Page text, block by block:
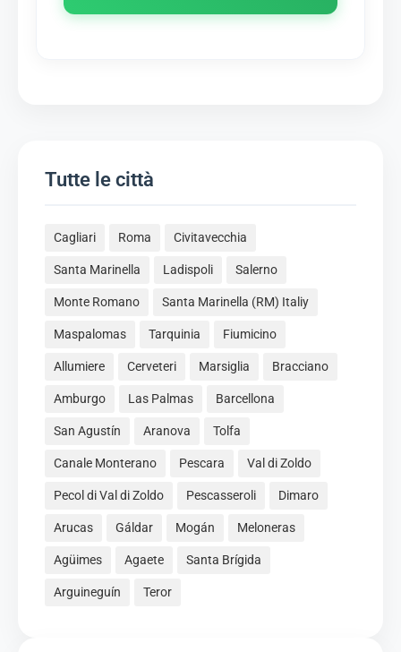
Tutte le città
Cagliari Roma Civitavecchia
Santa Marinella Ladispoli Salerno
Monte Romano Santa Marinella (RM) Italiy
Maspalomas Tarquinia Fiumicino
Allumiere Cerveteri Marsiglia Bracciano
Amburgo Las Palmas Barcellona
San Agustín Aranova Tolfa
Canale Monterano Pescara Val di Zoldo
Pecol di Val di Zoldo Pescasseroli Dimaro
Arucas Gáldar Mogán Meloneras
Agüimes Agaete Santa Brígida
Arguineguín Teror